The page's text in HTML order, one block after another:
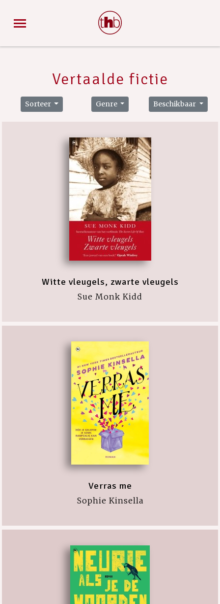
Vertaalde fictie
Sorteer Genre Beschikbaar
Witte vleugels, zwarte vleugels
Sue Monk Kidd
Verras me
Sophie Kinsella